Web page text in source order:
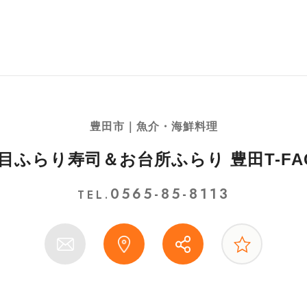
豊田市｜魚介・海鮮料理
ふらり寿司＆お台所ふらり 豊田T-
TEL. 0565-85-8113